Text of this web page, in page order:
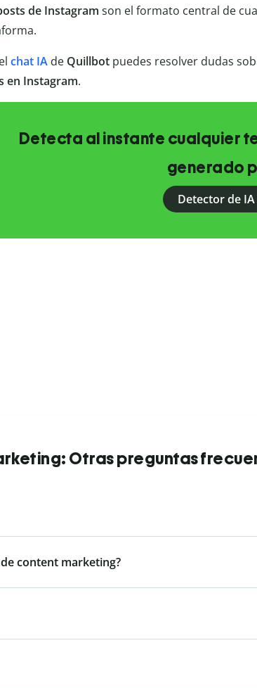
de Instagram son el formato central de
chat IAde Quillbotpuedes resolver dudas
en Instagram.
Detecta al instante cualquier
generado
Detector de
Otras preguntas
content marketing?